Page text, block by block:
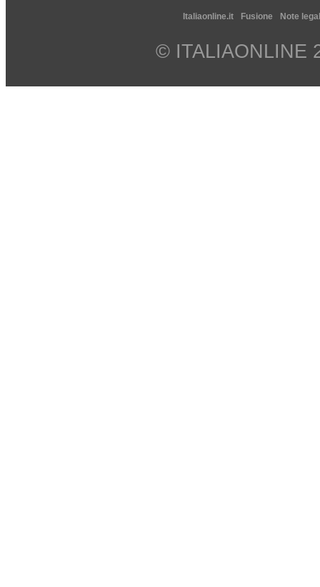
Italiaonline.it Fusione Note
© ITALIAONLINE